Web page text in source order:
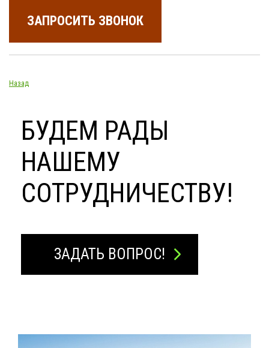
ЗАПРОСИТЬ ЗВОНОК
Назад
БУДЕМ РАДЫ
НАШЕМУ
СОТРУДНИЧЕСТВУ!
ЗАДАТЬ ВОПРОС!